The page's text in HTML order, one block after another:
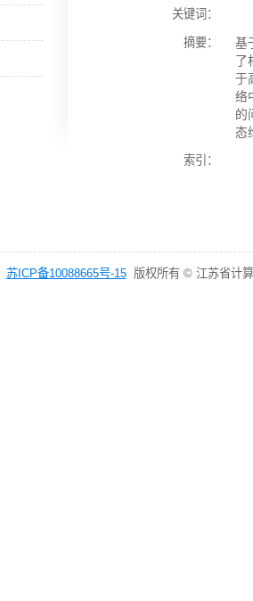
关键词：
摘要：
基
了
于
络
的
态
索引：
苏ICP备10088665号-15版权所有 © 江苏省计算